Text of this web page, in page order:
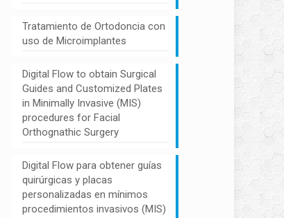
Tratamiento de Ortodoncia con
uso de Microimplantes
Digital Flow to obtain Surgical
Guides and Customized Plates
in Minimally Invasive (MIS)
procedures for Facial
Orthognathic Surgery
Digital Flow para obtener guías
quirúrgicas y placas
personalizadas en mínimos
procedimientos invasivos (MIS)